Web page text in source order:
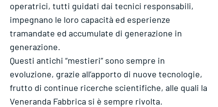
operatrici, tutti guidati dai tecnici responsabili,
impegnano le loro capacità ed esperienze
tramandate ed accumulate di generazione in
generazione.
Questi antichi “mestieri” sono sempre in
evoluzione, grazie all’apporto di nuove tecnologie,
frutto di continue ricerche scientifiche, alle quali la
Veneranda Fabbrica si è sempre rivolta.